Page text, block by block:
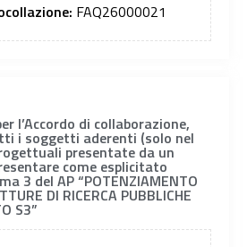
FAQ26000021
l’Accordo di collaborazione,
i soggetti aderenti (solo nel
presentate da un
come esplicitato
3 del AP “POTENZIAMENTO
DI RICERCA PUBBLICHE
S3”